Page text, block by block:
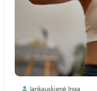
Jankauskienė Inga